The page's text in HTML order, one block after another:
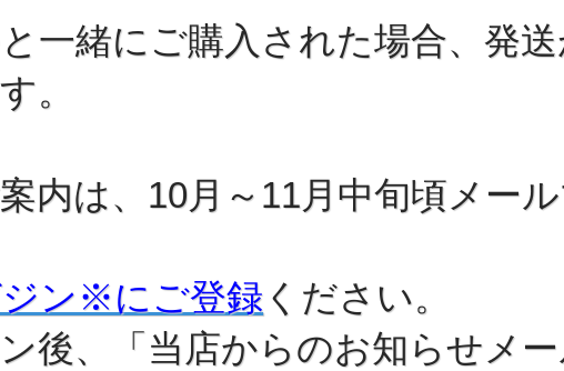
一緒にご購入された場合、発
。
内は、10月～11月中旬頃メー
ジン※にご登録 ください。
後、「当店からのお知らせメ